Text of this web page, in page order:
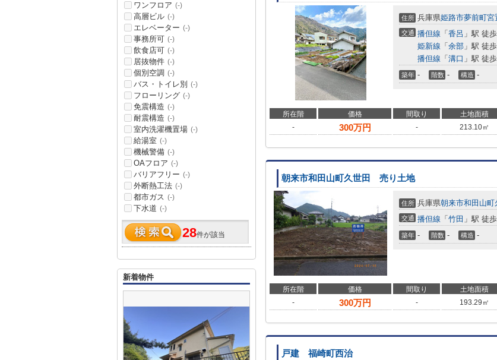
住所 兵庫県姫路市夢前町宮
交通 播但線 「 香呂 」駅 徒
姫新線 「 余部 」駅 徒
播但線 「 溝口 」駅 徒
築年 - 階数 - 構造 -
所在階 価格 間取り 土地面積
-
300万円 - 213.10㎡
朝来市和田山町久世田 売り土地
住所 兵庫県朝来市和田山町
交通 播但線 「 竹田 」駅 徒
築年 - 階数 - 構造 -
所在階 価格 間取り 土地面積
-
300万円 - 193.29㎡
戸建 福崎町西治
ワンフロア (-)
高層ビル (-)
エレベーター (-)
事務所可 (-)
飲食店可 (-)
居抜物件 (-)
個別空調 (-)
バス・トイレ別 (-)
フローリング (-)
免震構造 (-)
耐震構造 (-)
室内洗濯機置場 (-)
給湯室 (-)
機械警備 (-)
OAフロア (-)
バリアフリー (-)
外断熱工法 (-)
都市ガス (-)
下水道 (-)
28件が該当
新着物件